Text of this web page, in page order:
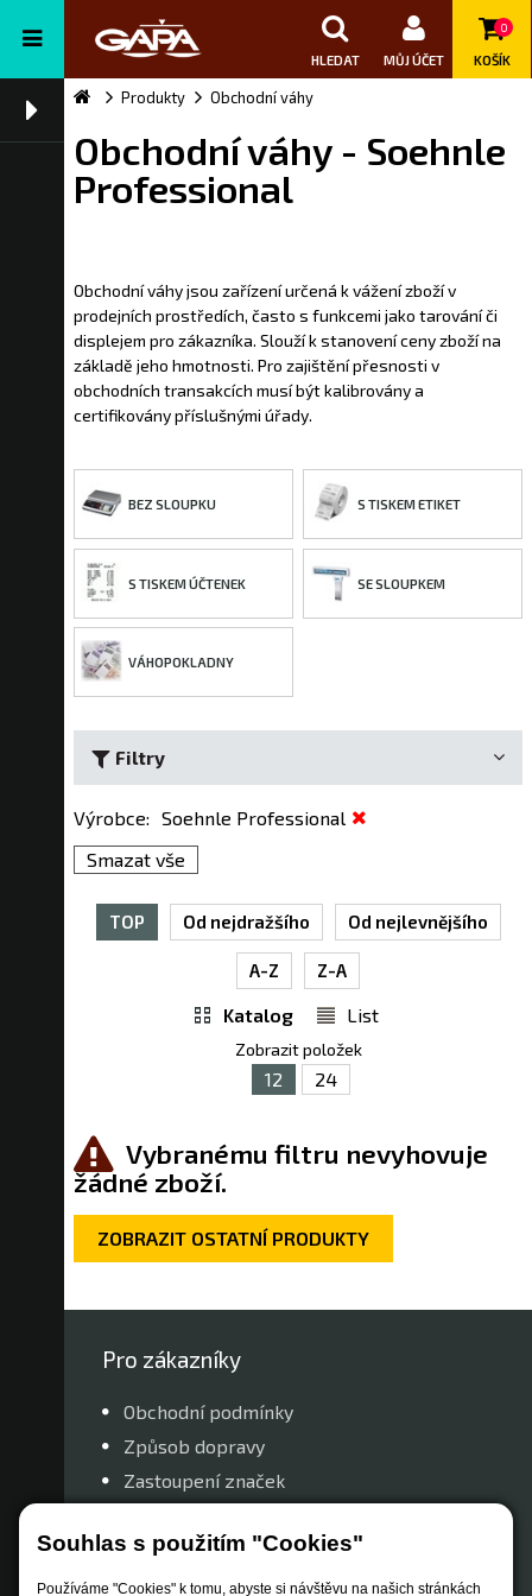
Souhlas s použitím "Cookies"
Používáme "Cookies" k tomu, abyste si návštěvu na našich stránkách
HLEDAT MŮJ ÚČET
0
KOŠÍK
Produkty Obchodní váhy
Obchodní váhy - Soehnle
Professional
Obchodní váhy jsou zařízení určená k vážení zboží v
prodejních prostředích, často s funkcemi jako tarování či
displejem pro zákazníka. Slouží k stanovení ceny zboží na
základě jeho hmotnosti. Pro zajištění přesnosti v
obchodních transakcích musí být kalibrovány a
certifikovány příslušnými úřady.
BEZ SLOUPKU S TISKEM ETIKET
S TISKEM ÚČTENEK SE SLOUPKEM
VÁHOPOKLADNY
Filtry
Výrobce: Soehnle Professional
Smazat vše
TOP Od nejdražšího Od nejlevnějšího
A-Z Z-A
Katalog List
Zobrazit položek
12 24
Vybranému filtru nevyhovuje
žádné zboží.
ZOBRAZIT OSTATNÍ PRODUKTY
Pro zákazníky
Obchodní podmínky
Způsob dopravy
Zastoupení značek
Nastavení soukromí